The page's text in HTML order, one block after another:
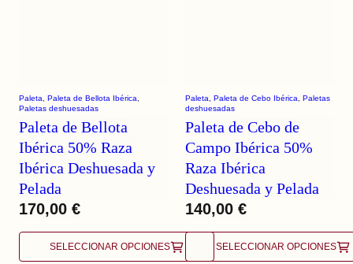
Paleta Paleta de Bellota Ibérica
Paletas deshuesadas
Paleta de Bellota
Ibérica 50% Raza
Ibérica Deshuesada y
Pelada
170,00 €
SELECCIONAR OPCIONES
Paleta , Paleta de Cebo Ibérica , Paletas
deshuesadas
Paleta de Cebo de
Campo Ibérica 50%
Raza Ibérica
Deshuesada y Pelada
140,00€
SELECCIONAR OPCIONES